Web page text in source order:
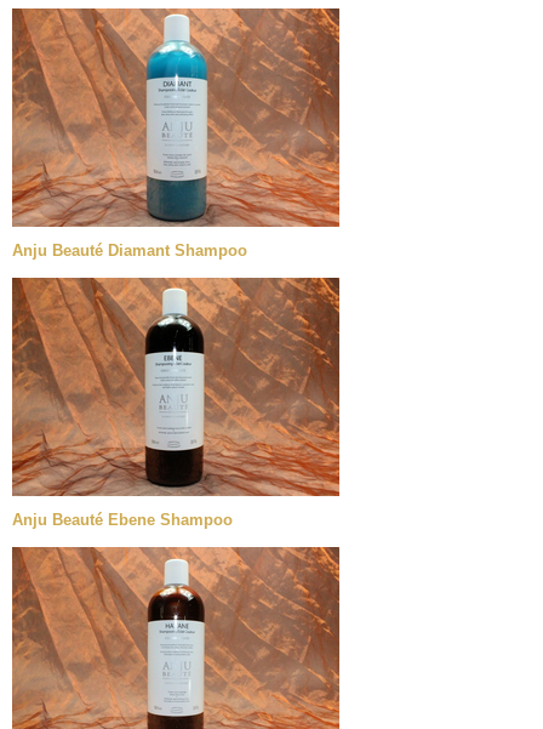
Anju Beauté Diamant Shampoo
Anju Beauté Ebene Shampoo